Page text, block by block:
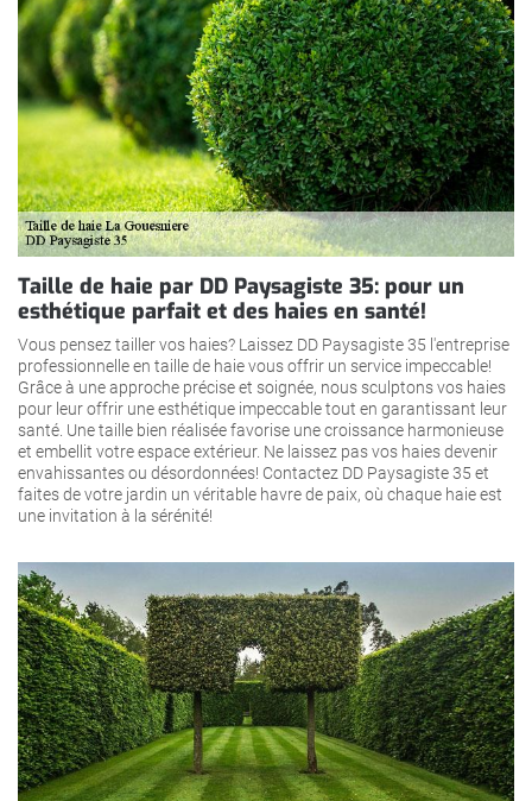
Taille de haie par DD Paysagiste 35: pour un
esthétique parfait et des haies en santé!
Vous pensez tailler vos haies? Laissez DD Paysagiste 35 l'entreprise
professionnelle en taille de haie vous offrir un service impeccable!
Grâce à une approche précise et soignée, nous sculptons vos haies
pour leur offrir une esthétique impeccable tout en garantissant leur
santé. Une taille bien réalisée favorise une croissance harmonieuse
et embellit votre espace extérieur. Ne laissez pas vos haies devenir
envahissantes ou désordonnées! Contactez DD Paysagiste 35 et
faites de votre jardin un véritable havre de paix, où chaque haie est
une invitation à la sérénité!